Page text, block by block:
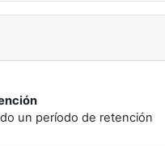
un período de retención